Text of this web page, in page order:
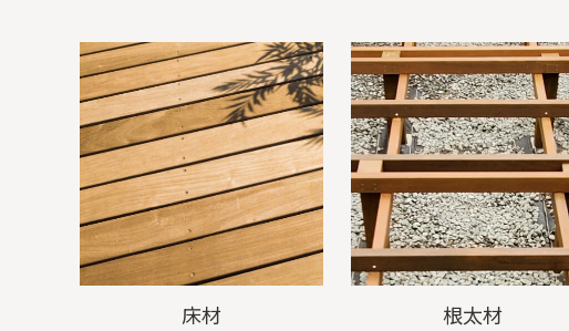
床材 根太材